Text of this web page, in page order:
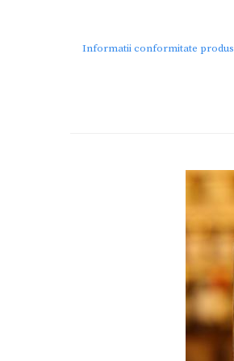
Informatii conformitate produs